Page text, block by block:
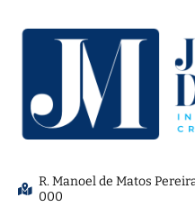
R. Manoel de Matos
000